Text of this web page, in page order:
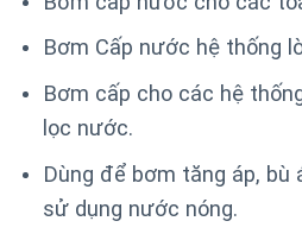
Bơm Cấp nước hệ thống
Bơm cấp cho các hệ
lọc nước.
Dùng để bơm tăng áp, bù
sử dụng nước nóng.